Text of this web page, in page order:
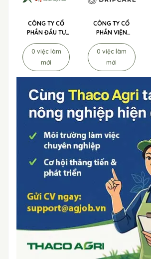
CÔNG TY CỔ
PHẦN ĐẦU TƯ
AMAKI
QUANTUM
TUYỂN DỤNG
0 việc làm
mới
CÔNG TY CỔ
PHẦN VIỆN
CHỐNG LÃO
HÓA TẾ BÀO
DRIPCARE
TUYỂN DỤNG
0 việc làm
mới